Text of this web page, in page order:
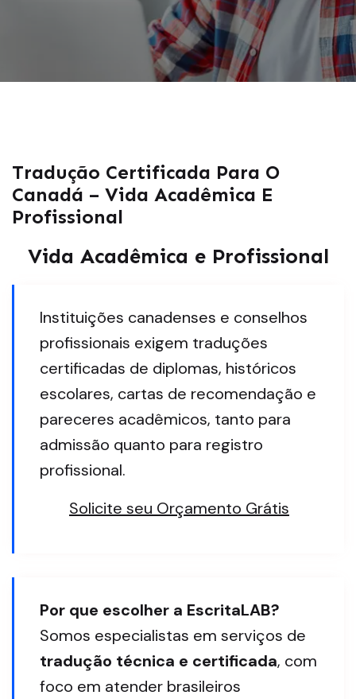
Tradução Certificada Para O
Canadá – Vida Acadêmica E
Profissional
Vida Acadêmica e Profissional
Instituições canadenses e conselhos
profissionais exigem traduções
certificadas de diplomas, históricos
escolares, cartas de recomendação e
pareceres acadêmicos, tanto para
admissão quanto para registro
profissional.
Solicite seu Orçamento Grátis
Por que escolher a EscritaLAB?
Somos especialistas em serviços de
tradução técnica e certificada, com
foco em atender brasileiros